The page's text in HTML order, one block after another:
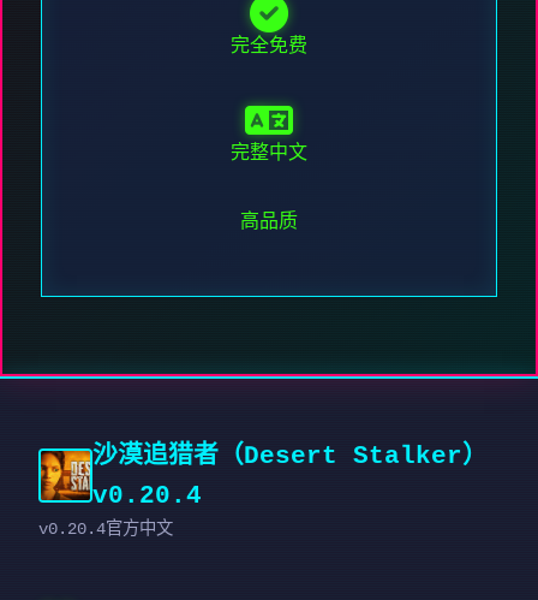
完全免费
完整中文
高品质
沙漠追猎者（Desert Stalker）
v0.20.4
v0.20.4官方中文